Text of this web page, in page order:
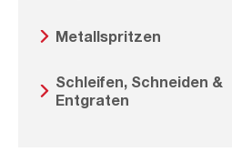
Metallspritzen
Schleifen, Schneiden &
Entgraten